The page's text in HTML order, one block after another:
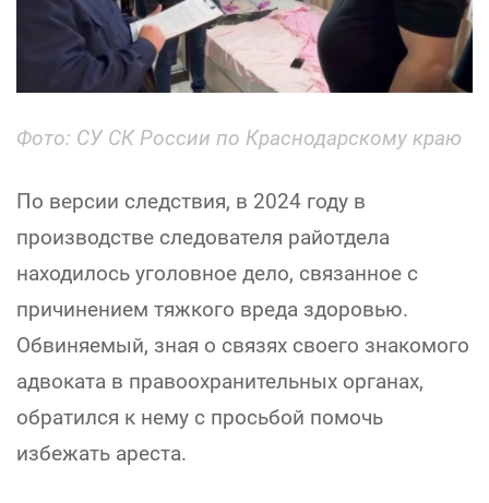
Фото: СУ СК России по Краснодарскому краю
По версии следствия, в 2024 году в
производстве следователя райотдела
находилось уголовное дело, связанное с
причинением тяжкого вреда здоровью.
Обвиняемый, зная о связях своего знакомого
адвоката в правоохранительных органах,
обратился к нему с просьбой помочь
избежать ареста.